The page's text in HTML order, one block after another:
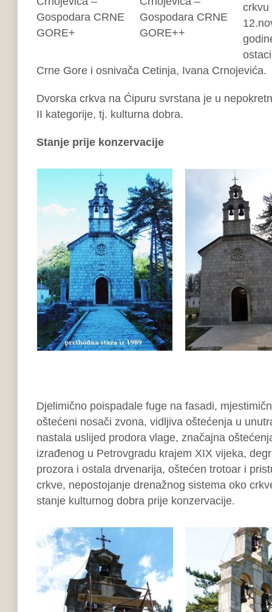
crkvu
Crne Gore i osnivača Cetinja, Ivana Crnojevića.
Dvorska crkva na Ćipuru svrstana je u
II kategorije, tj. kulturna dobra.
Stanje prije konzervacije
Djelimično poispadale fuge na fasadi,
oštećeni nosači zvona, vidljiva oštećenja u
nastala uslijed prodora vlage, značajna
izrađenog u Petrovgradu krajem XIX vijeka,
prozora i ostala drvenarija, oštećen trotoar i
crkve, nepostojanje drenažnog sistema oko
stanje kulturnog dobra prije konzervacije.